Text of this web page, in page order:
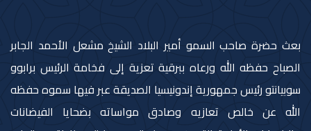
بعث حضرة صاحب السمو أمير البلاد الشيخ مشعل الأحمد الجابر
الصباح حفظه الله ورعاه ببرقية تعزية إلى فخامة الرئيس برابوو
سوبيانتو رئيس جمهورية إندونيسيا الصديقة عبر فيها سموه حفظه
الله عن خالص تعازيه وصادق مواساته بضحايا الفيضانات